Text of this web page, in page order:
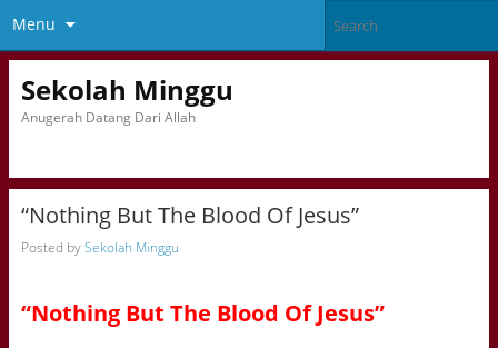
Menu
Sekolah Minggu
Anugerah Datang Dari Allah
“Nothing But The Blood Of Jesus”
Posted bySekolah Minggu
“Nothing But The Blood Of Jesus”